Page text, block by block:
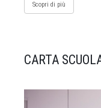
Scopri di più
CARTA